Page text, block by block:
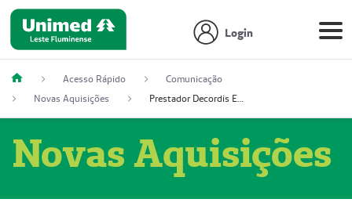
Login
Acesso Rápido
Comunicação
Novas Aquisições
Prestador Decordis Exames Cardiológicos LTDA (51004347-4)
Novas Aquisições